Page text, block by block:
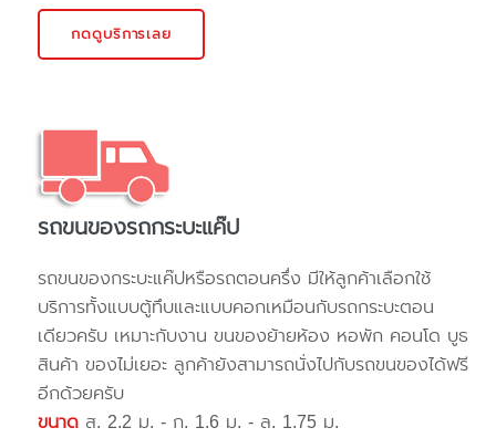
กดดูบริการเลย
รถขนของรถกระบะแค๊ป
รถขนของกระบะแค๊ปหรือรถตอนครึ่ง มีให้ลูกค้าเลือกใช้
บริการทั้งแบบตู้ทึบและแบบคอกเหมือนกับรถกระบะตอน
เดียวครับ เหมาะกับงาน ขนของย้ายห้อง หอพัก คอนโด บูธ
สินค้า ของไม่เยอะ ลูกค้ายังสามารถนั่งไปกับรถขนของได้ฟรี
อีกด้วยครับ
ขนาด ส. 2.2 ม. - ก. 1.6 ม. - ล. 1.75 ม.